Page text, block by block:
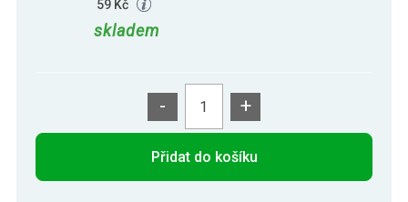
59 Kč
skladem
- +
Přidat do košíku